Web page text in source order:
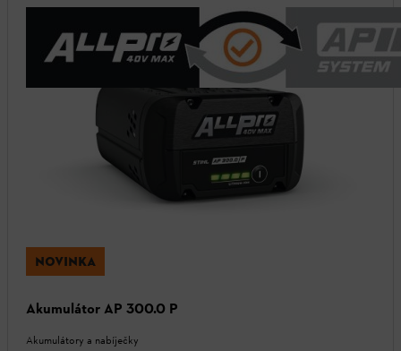
NOVINKA
Akumulátor AP 300.0 P
Akumulátory a nabíječky